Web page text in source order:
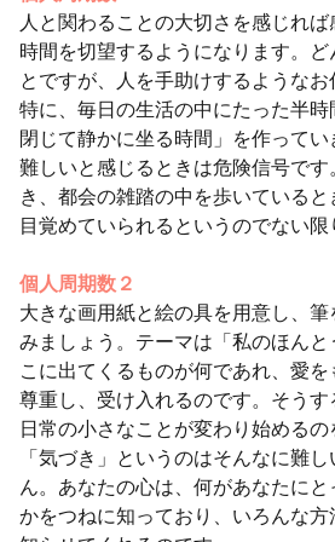
人と関わることの大切さを感じれ
時間を切望するようになります。ど
とですが、人を手助けするような
特に、毎日の生活の中にたった半
閉じて静かに坐る時間」を作って
難しいと感じるときは危険信号です
き、都会の雑踏の中を歩いている
目覚めていられるというのでない限
個人周期数２
大きな画用紙と絵の具を用意し、
みましょう。テーマは「私のほん
こに出てくるものが何であれ、愛を
尊重し、受け入れるのです。そう
日常の小さなことが変わり始めるの
「気づき」というのはそんなに難
ん。あなたの心は、何があなたに
かをつねに知っており、いろんな